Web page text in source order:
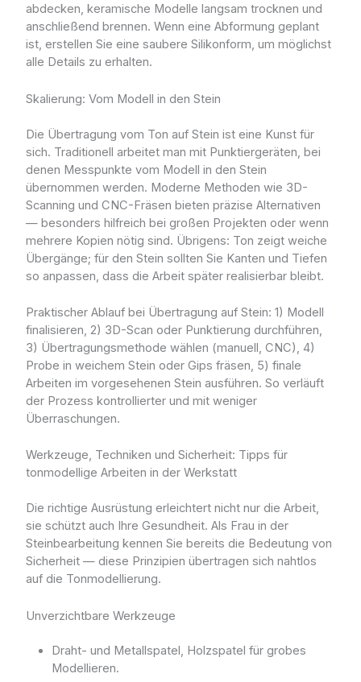
abdecken, keramische Modelle langsam trocknen und
anschließend brennen. Wenn eine Abformung geplant
ist, erstellen Sie eine saubere Silikonform, um möglichst
alle Details zu erhalten.
Skalierung: Vom Modell in den Stein
Die Übertragung vom Ton auf Stein ist eine Kunst für
sich. Traditionell arbeitet man mit Punktiergeräten, bei
denen Messpunkte vom Modell in den Stein
übernommen werden. Moderne Methoden wie 3D-
Scanning und CNC-Fräsen bieten präzise Alternativen
— besonders hilfreich bei großen Projekten oder wenn
mehrere Kopien nötig sind. Übrigens: Ton zeigt weiche
Übergänge; für den Stein sollten Sie Kanten und Tiefen
so anpassen, dass die Arbeit später realisierbar bleibt.
Praktischer Ablauf bei Übertragung auf Stein: 1) Modell
finalisieren, 2) 3D-Scan oder Punktierung durchführen,
3) Übertragungsmethode wählen (manuell, CNC), 4)
Probe in weichem Stein oder Gips fräsen, 5) finale
Arbeiten im vorgesehenen Stein ausführen. So verläuft
der Prozess kontrollierter und mit weniger
Überraschungen.
Werkzeuge, Techniken und Sicherheit: Tipps für
tonmodellige Arbeiten in der Werkstatt
Die richtige Ausrüstung erleichtert nicht nur die Arbeit,
sie schützt auch Ihre Gesundheit. Als Frau in der
Steinbearbeitung kennen Sie bereits die Bedeutung von
Sicherheit — diese Prinzipien übertragen sich nahtlos
auf die Tonmodellierung.
Unverzichtbare Werkzeuge
Draht- und Metallspatel, Holzspatel für grobes
Modellieren.